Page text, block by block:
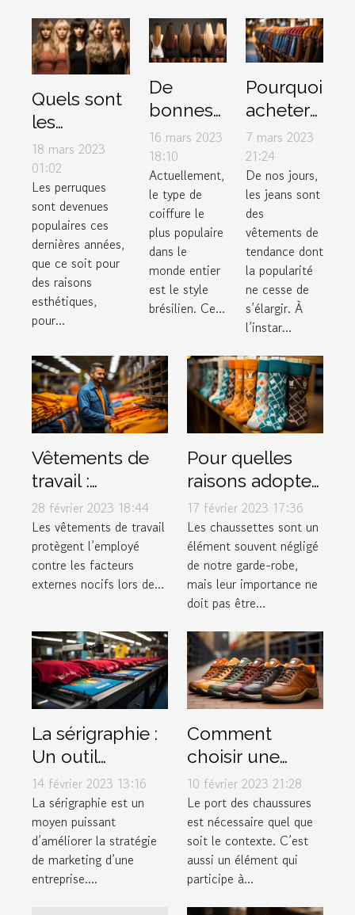
Quels sont
les
accessoires
à mettre
sous une
perruque ?
18 mars 2023
01:02
Les perruques
sont devenues
populaires ces
dernières années,
que ce soit pour
des raisons
esthétiques,
pour...
De
bonnes
raisons
d’utiliser
le lissage
brésilien
16 mars 2023
18:10
Actuellement,
le type de
coiffure le
plus populaire
dans le
monde entier
est le style
brésilien. Ce...
Pourquoi
acheter
des
jeans
femme
auprès
d’un
grossiste
en
ligne ?
7 mars 2023
21:24
De nos jours,
les jeans sont
des
vêtements de
tendance dont
la popularité
ne cesse de
s’élargir. À
l’instar...
Vêtements de
travail :
pourquoi est-ce
si important ?
28 février 2023 18:44
Les vêtements de travail
protègent l’employé
contre les facteurs
externes nocifs lors de...
Pour quelles
raisons adopter
les Chaussettes
Marchill Socks ?
17 février 2023 17:36
Les chaussettes sont un
élément souvent négligé
de notre garde-robe,
mais leur importance ne
doit pas être...
La sérigraphie :
Un outil
marketing à ne
pas négliger
14 février 2023 13:16
La sérigraphie est un
moyen puissant
d’améliorer la stratégie
de marketing d’une
entreprise....
Comment
choisir une
chaussure ?
10 février 2023 21:28
Le port des chaussures
est nécessaire quel que
soit le contexte. C’est
aussi un élément qui
participe à...